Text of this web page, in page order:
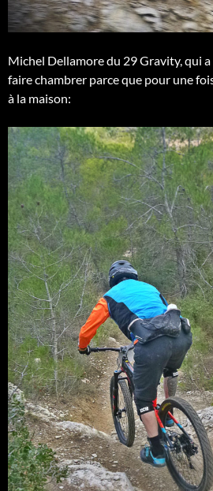
Michel Dellamore du 29 Gravity, qui a
faire chambrer parce que pour une
à la maison: